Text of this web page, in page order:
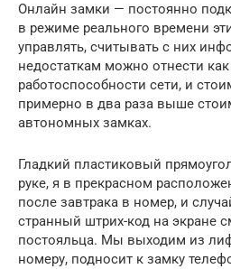
Онлайн замки — постоянно
в режиме реального времени
управлять, считывать с них
недостаткам можно отнести
работоспособности сети, и
примерно в два раза выше
автономных замках.
Гладкий пластиковый
руке, я в прекрасном
после завтрака в номер, и
странный штрих-код на экране
постояльца. Мы выходим из
номеру, подносит к замку